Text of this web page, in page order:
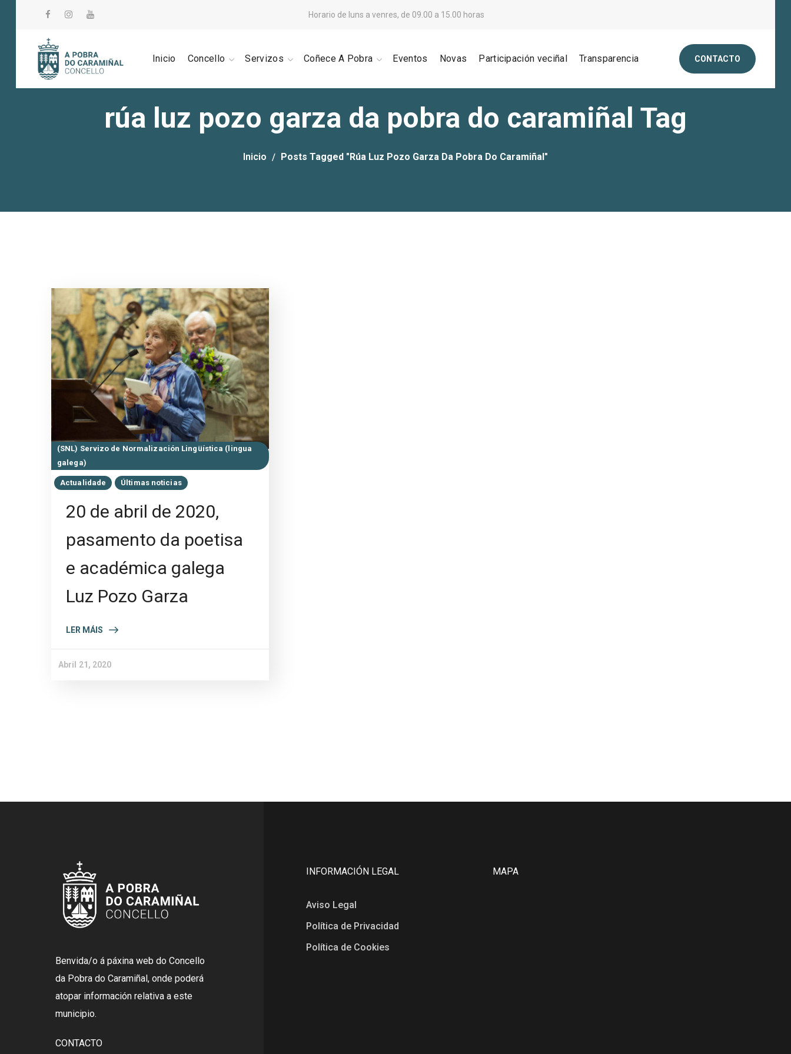
Horario de luns a venres, de 09.00 a 15.00 horas
Inicio Concello Servizos Coñece A Pobra Eventos Novas Participación veciñal Transparencia CONTACTO
rúa luz pozo garza da pobra do caramiñal Tag
Inicio Posts Tagged "rúa Luz Pozo Garza Da Pobra Do Caramiñal"
(SNL) Servizo de Normalización Lingüística (lingua
galega)
Actualidade Últimas noticias
20 de abril de 2020,
pasamento da poetisa
e académica galega
Luz Pozo Garza
LER MÁIS
Abril 21, 2020
Benvida/o á páxina web do Concello
da Pobra do Caramiñal, onde poderá
atopar información relativa a este
municipio.
CONTACTO
INFORMACIÓN LEGAL
Aviso Legal
Política de Privacidad
Política de Cookies
MAPA